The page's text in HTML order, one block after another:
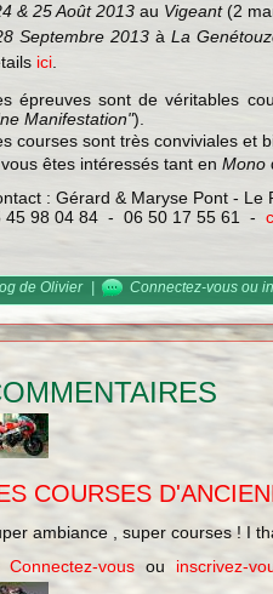
& 25 Août 2013 au Vigeant(2
Septembre 2013 à La
ici
épreuves sont de véritables
Manifestation").
courses sont très conviviales et
êtes intéressés tant enMono
: Gérard & Maryse Pont - Le
45 98 04 84 - 06 50 17 55 61 -
de Olivier | Connectez-vous ou
COURSES
ambiance , super courses ! I
Connectez-vous ou inscrivez-